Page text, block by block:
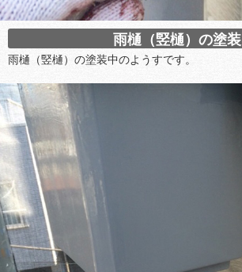
雨樋（竪樋）の塗装
雨樋（竪樋）の塗装中のようすです。